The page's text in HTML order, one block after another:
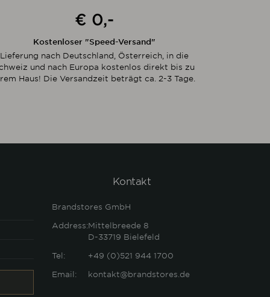
€ 0,-
Kostenloser "Speed-Versand"
Lieferung nach Deutschland, Österreich, in die
und nach Europa kostenlos direkt bis zu
Haus! Die Versandzeit beträgt ca. 2-3 Tage.
Kontakt
Brandstores GmbH
Address:Mittelbreede 8
D-33719 Bielefeld
Tel: +49 (0)521 944 1700
Email: kontakt@brandstores.de